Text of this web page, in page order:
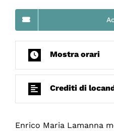
Mostra orari
Crediti di
Enrico Maria Lamanna